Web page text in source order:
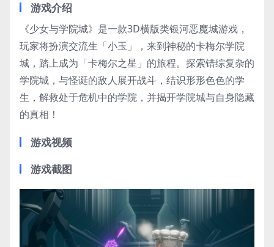
游戏介绍
《少女与学院城》是一款3D横版类银河恶魔城游戏，
玩家将扮演交流生「小玉」，来到神秘的卡梅尔学院
城，踏上成为「卡梅尔之星」的旅程。探索错综复杂的
学院城，与怪诞的敌人展开战斗，结识形形色色的学
生，解救处于危机中的学院，并揭开学院城与自身隐藏
的真相！
游戏视频
游戏截图